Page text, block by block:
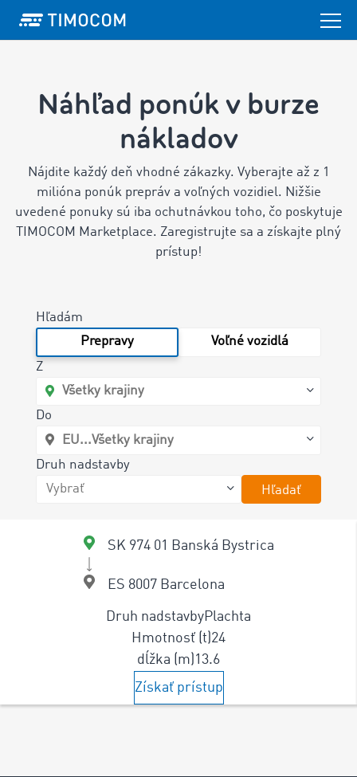
Náhľad ponúk v burze
nákladov
Nájdite každý deň vhodné zákazky. Vyberajte až z 1
milióna ponúk prepráv a voľných vozidiel. Nižšie
uvedené ponuky sú iba ochutnávkou toho, čo poskytuje
TIMOCOM Marketplace. Zaregistrujte sa a získajte plný
prístup!
Hľadám
Prepravy
Voľné vozidlá
Z
Do
Druh nadstavby
Hľadať
SK 974 01 Banská Bystrica
ES 8007 Barcelona
Druh nadstavbyPlachta
Hmotnosť (t)24
dĺžka (m)13.6
Získať prístup